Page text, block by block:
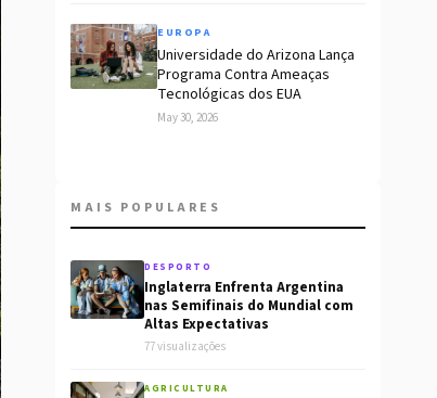
EUROPA
Universidade do Arizona Lança
Programa Contra Ameaças
Tecnológicas dos EUA
May 30, 2026
MAIS POPULARES
DESPORTO
Inglaterra Enfrenta Argentina
nas Semifinais do Mundial com
Altas Expectativas
77 visualizações
AGRICULTURA